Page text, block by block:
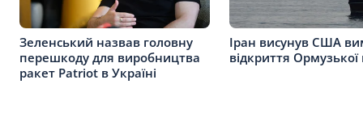
Зеленський назвав головну
перешкоду для виробництва
ракет Patriot в Україні
Іран висунув США
відкриття